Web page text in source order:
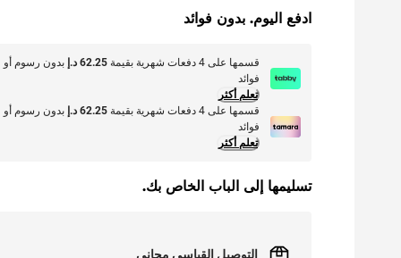
ادفع اليوم. بدون فوائد
قسمها على 4 دفعات شهرية بقيمة 62.25 د.إ
بدون رسوم أو
فوائد
تعلم أكثر
قسمها على 4 دفعات شهرية بقيمة
62.25 د.إ
بدون رسوم أو
فوائد
تعلم أكثر
تسليمها إلى الباب الخاص بك.
التوصيل القياسي مجاني